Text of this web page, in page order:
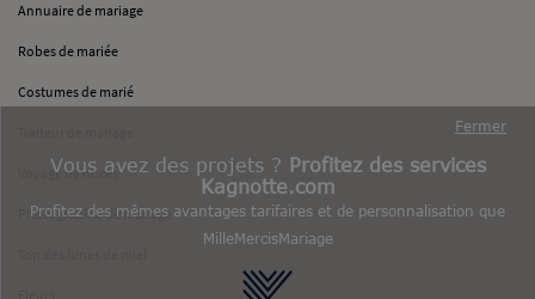
Annuaire de mariage
Robes de mariée
Costumes de marié
Voyage de noces
Photographie de mariage
Fermer
Vous avez des projets ?
Profitez des services
Kagnotte.com
Profitez des mêmes avantages tarifaires et de personnalisation que
MilleMercisMariage